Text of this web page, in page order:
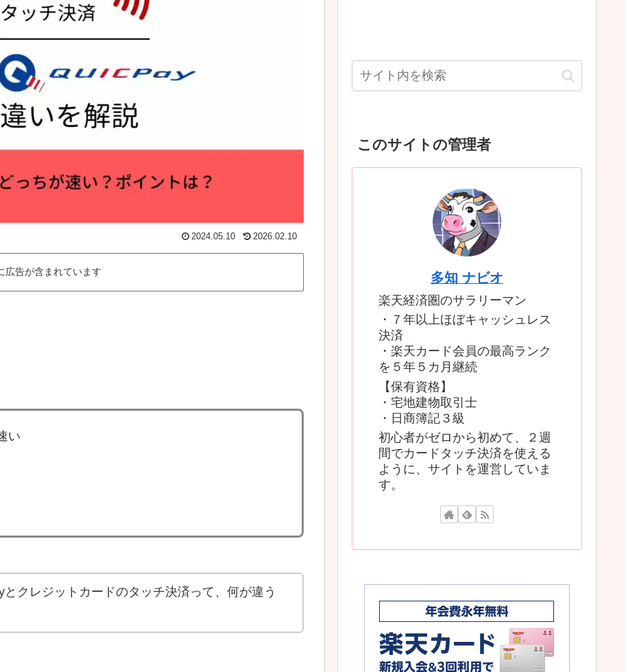
2024.05.10 2026.02.10
広告が含まれています
い
クレジットカードのタッチ決済って、何が違う
このサイトの管理者
多知 ナビオ
楽天経済圏のサラリーマン
・７年以上ほぼキャッシュレス
決済
・楽天カード会員の最高ランク
を５年５カ月継続
【保有資格】
・宅地建物取引士
・日商簿記３級
初心者がゼロから初めて、２週
間でカードタッチ決済を使える
ように、サイトを運営していま
す。